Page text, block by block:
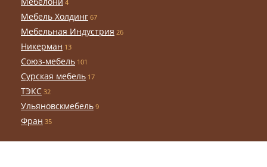
4
Мебель Холдинг 67
Мебельная Индустрия 26
Никерман 13
Союз-мебель 101
Сурская мебель 17
ТЭКС 32
Ульяновскмебель 9
Фран 35